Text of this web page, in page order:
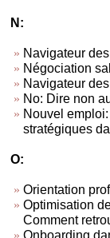
N:
Navigateur
Négociation
Navigateur
No: Dire non
Nouvel
stratégiques
O:
Orientation
Optimisation
Comment